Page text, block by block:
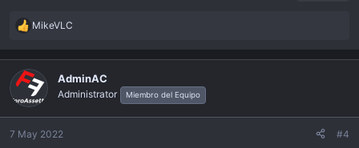
R
a
c
t
i
o
n
MikeVLC
AdminAC
Administrator Miembro del Equipo
7 May 2022 #4